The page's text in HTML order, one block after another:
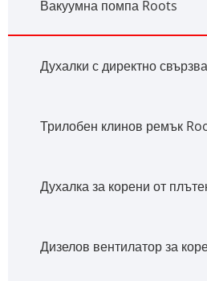
Вакуумна помпа Roots
Духалки с директно
Трилобен клинов ремък
Духалка за корени от
Дизелов вентилатор за